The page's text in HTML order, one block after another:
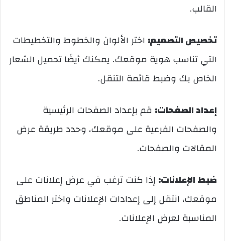
القالب.
تخصيص التصميم: اختر الألوان والخطوط والتخطيطات
التي تناسب هوية موقعك. يمكنك أيضًا تحميل الشعار
الخاص بك وضبط قائمة التنقل.
إعداد الصفحات: قم بإعداد الصفحات الرئيسية
والصفحات الفرعية على موقعك، وحدد طريقة عرض
المقالات والصفحات.
ضبط الإعلانات: إذا كنت ترغب في عرض إعلانات على
موقعك، انتقل إلى إعدادات الإعلانات واختر المناطق
المناسبة لعرض الإعلانات.